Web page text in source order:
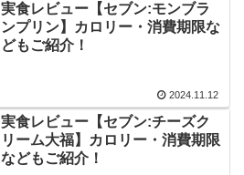
実食レビュー【セブン:モンブラ
ンプリン】カロリー・消費期限な
どもご紹介！
2024.11.12
実食レビュー【セブン:チーズク
リーム大福】カロリー・消費期限
などもご紹介！